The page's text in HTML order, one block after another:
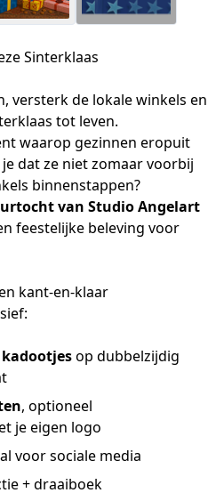
Sinterklaas
versterk de lokale winkels en
tot leven.
waarop gezinnen eropuit
dat ze niet zomaar voorbij
binnenstappen?
van Studio Angelart
feestelijke beleving voor
kant-en-klaar
op dubbelzijdig
, optioneel
je eigen logo
voor sociale media
+ draaiboek